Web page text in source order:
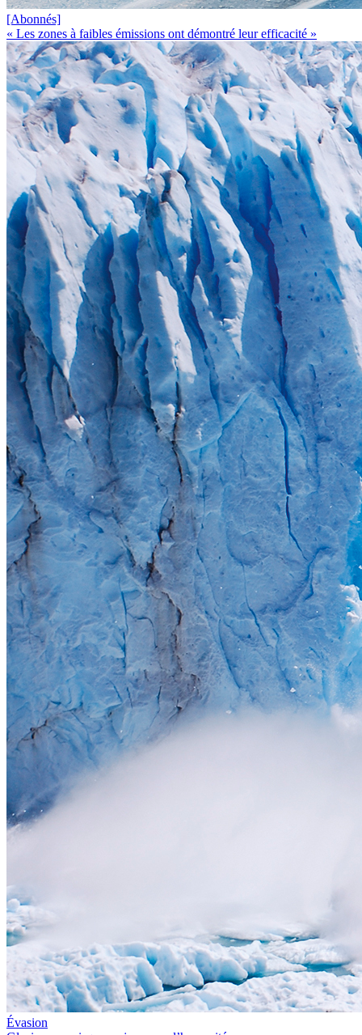
[Abonnés]
« Les zones à faibles émissions ont démontré leur efficacité »
Évasion